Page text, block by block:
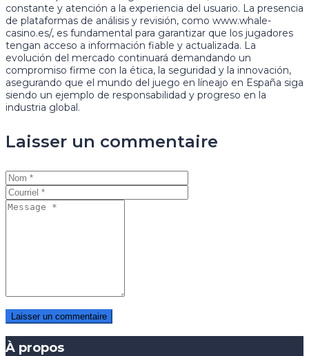
constante y atención a la experiencia del usuario. La presencia
de plataformas de análisis y revisión, como www.whale-
casino.es/, es fundamental para garantizar que los jugadores
tengan acceso a información fiable y actualizada. La
evolución del mercado continuará demandando un
compromiso firme con la ética, la seguridad y la innovación,
asegurando que el mundo del juego en líneajo en España siga
siendo un ejemplo de responsabilidad y progreso en la
industria global.
Laisser un commentaire
À propos